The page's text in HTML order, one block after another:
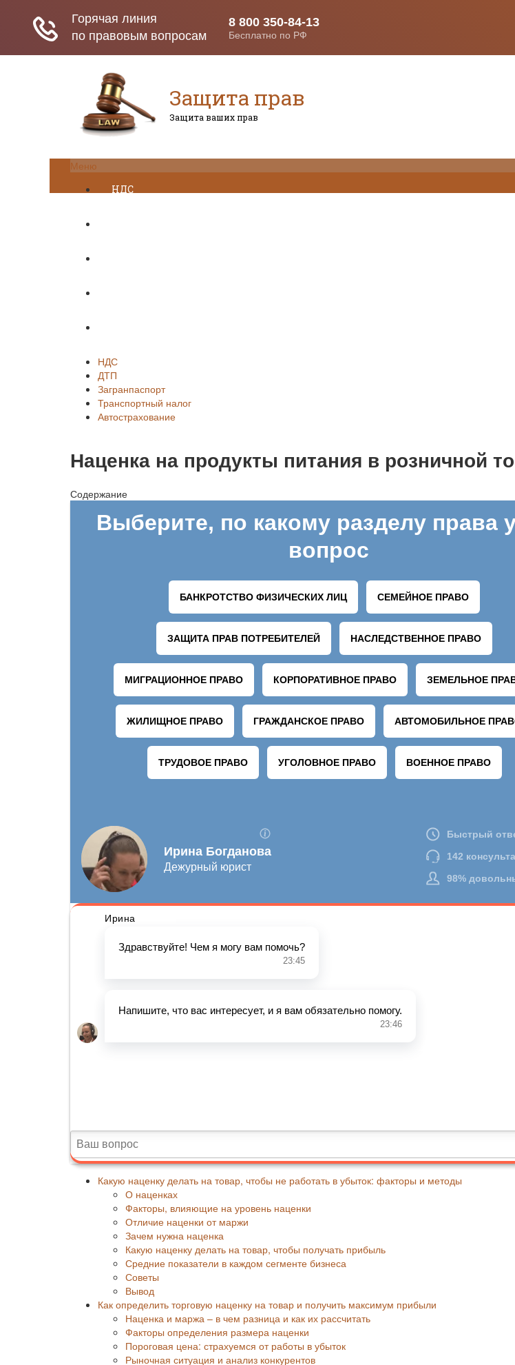
Защита прав
Защита ваших прав
Меню
НДС
НДС
ДТП
Загранпаспорт
Транспортный налог
Автострахование
Наценка на продукты питания в розничной
Содержание
Какую наценку делать на товар, чтобы не работать в убыток: факторы и методы
О наценках
Факторы, влияющие на уровень наценки
Отличие наценки от маржи
Зачем нужна наценка
Какую наценку делать на товар, чтобы получать прибыль
Средние показатели в каждом сегменте бизнеса
Советы
Вывод
Как определить торговую наценку на товар и получить максимум прибыли
Наценка и маржа – в чем разница и как их рассчитать
Факторы определения размера наценки
Пороговая цена: страхуемся от работы в убыток
Рыночная ситуация и анализ конкурентов